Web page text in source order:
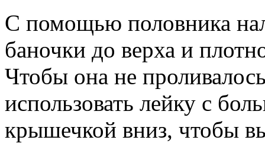
С помощью половника
баночки до верха и
Чтобы она не
использовать лейку с
крышечкой вниз, чтобы